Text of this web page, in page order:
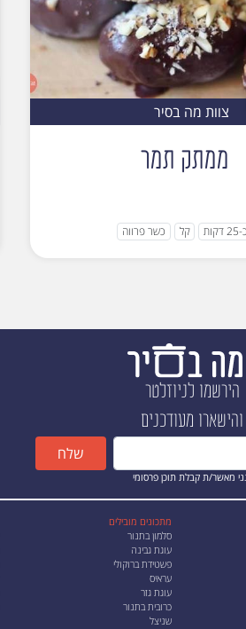
צוות מה בסיר
ממתק תמר
כ-25 דקות קל כשר פרווה
הירשמו לניוזלטר
והישארו מעודכנים
מאשר/ת קבלת תוכן פרסומי
שלח
מתכונים מובילים
סלמון בתנור
עוגת גבינה
פשטידת ברוקולי
עראיס
עוגת גזר
כרובית בתנור
שניצל